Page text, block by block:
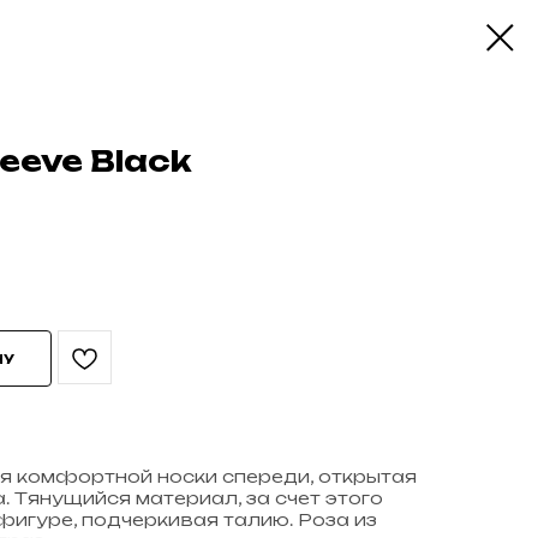
Black
комфортной носки спереди, открытая
Тянущийся материал, за счет этого
подчеркивая талию. Роза из